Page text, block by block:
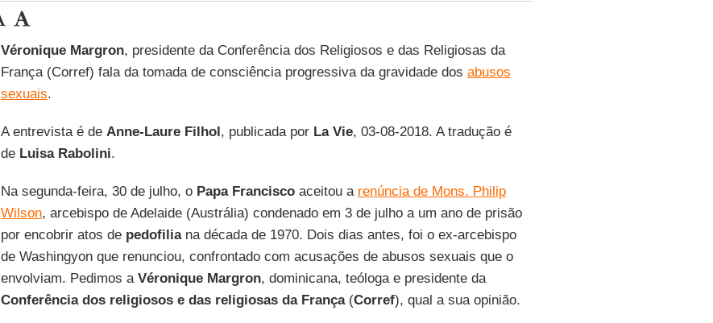
Véronique Margron, presidente da Conferência dos Religiosos e das Religiosas da
França (Corref) fala da tomada de consciência progressiva da gravidade dos abusos
sexuais.
A entrevista é de Anne-Laure Filhol, publicada por La Vie, 03-08-2018. A tradução é
de Luisa Rabolini.
Na segunda-feira, 30 de julho, o Papa Franciscoaceitou a renúncia de Mons. Philip
Wilson, arcebispo de Adelaide (Austrália) condenado em 3 de julho a um ano de prisão
por encobrir atos de pedofiliana década de 1970. Dois dias antes, foi o ex-arcebispo
de Washingyon que renunciou, confrontado com acusações de abusos sexuais que o
envolviam. Pedimos a Véronique Margron, dominicana, teóloga e presidente da
Conferência dos religiosos e das religiosas da França(Corref), qual a sua opinião.